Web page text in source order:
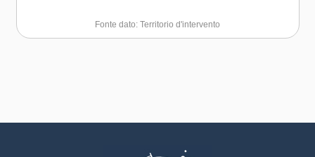
Fonte dato: Territorio d'intervento